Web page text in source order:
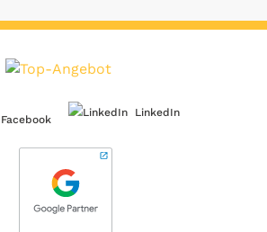
Facebook
LinkedIn